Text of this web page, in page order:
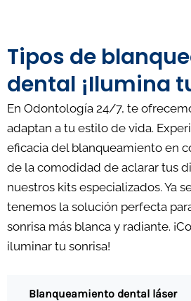
Tipos de
dental ¡Ilumina
En Odontología 24/7, te
adaptan a tu estilo de vida.
eficacia del blanqueamiento en
de la comodidad de aclarar tus
nuestros kits especializados. Ya
tenemos la solución perfecta
sonrisa más blanca y radiante.
iluminar tu sonrisa!
Blanqueamiento dental láser